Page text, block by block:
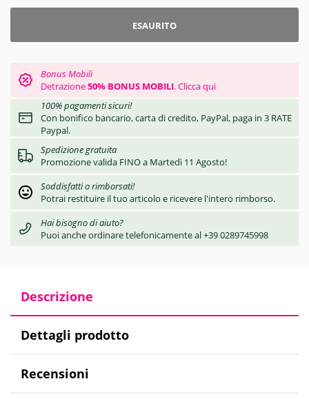
ESAURITO
Bonus Mobili
Detrazione50% BONUS MOBILI.Clicca qui
100% pagamenti sicuri!
Con bonifico bancario, carta di credito, PayPal, paga in 3 RATE
Paypal.
Spedizione gratuita
Promozione valida FINO a Martedì 11 Agosto!
Soddisfatti o rimborsati!
Potrai restituire il tuo articolo e ricevere l'intero rimborso.
Hai bisogno di aiuto?
Puoi anche ordinare telefonicamente al +39 0289745998
Descrizione
Dettagli prodotto
Recensioni